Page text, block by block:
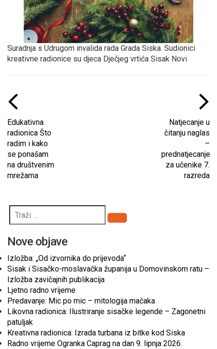
Suradnja s Udrugom invalida rada Grada Siska. Sudionici
kreativne radionice su djeca Dječjeg vrtića Sisak Novi
Edukativna
radionica Što
radim i kako
se ponašam
na društvenim
mrežama
Natjecanje u
čitanju naglas
–
prednatjecanje
za učenike 7.
razreda
Pretraži
Nove objave
Izložba: „Od izvornika do prijevoda“
Sisak i Sisačko-moslavačka županija u Domovinskom ratu –
Izložba zavičajnih publikacija
Ljetno radno vrijeme
Predavanje: Mic po mic – mitologija mačaka
Likovna radionica: Ilustriranje sisačke legende – Zagonetni
patuljak
Kreativna radionica: Izrada turbana iz bitke kod Siska
Radno vrijeme Ogranka Caprag na dan 9. lipnja 2026.